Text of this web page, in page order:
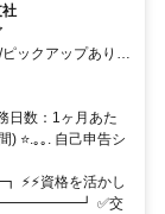
社
ックアップあり！
日数：1ヶ月あた
) ⭐.｡｡. 自己申告シ
資格を活かし
✅交